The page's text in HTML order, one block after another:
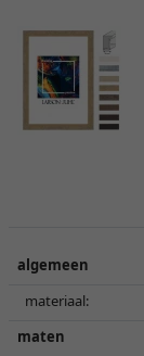
algemeen
materiaal:
maten